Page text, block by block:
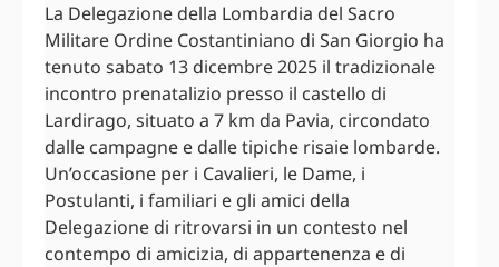
La Delegazione della Lombardia del Sacro
Militare Ordine Costantiniano di San Giorgio ha
tenuto sabato 13 dicembre 2025 il tradizionale
incontro prenatalizio presso il castello di
Lardirago, situato a 7 km da Pavia, circondato
dalle campagne e dalle tipiche risaie lombarde.
Un’occasione per i Cavalieri, le Dame, i
Postulanti, i familiari e gli amici della
Delegazione di ritrovarsi in un contesto nel
contempo di amicizia, di appartenenza e di